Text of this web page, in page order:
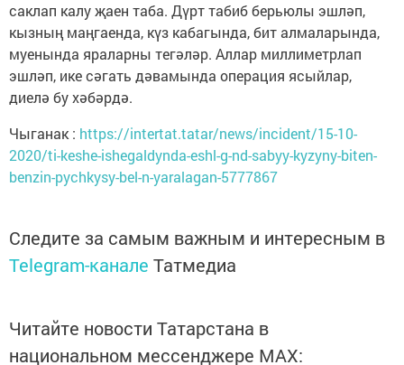
саклап калу җаен таба. Дүрт табиб берьюлы эшләп,
кызның маңгаенда, күз кабагында, бит алмаларында,
муенында яраларны тегәләр. Аллар миллиметрлап
эшләп, ике сәгать дәвамында операция ясыйлар,
диелә бу хәбәрдә.
Чыганак : https://intertat.tatar/news/incident/15-10-
2020/ti-keshe-ishegaldynda-eshl-g-nd-sabyy-kyzyny-biten-
benzin-pychkysy-bel-n-yaralagan-5777867
Следите за самым важным и интересным в
Telegram-канале Татмедиа
Читайте новости Татарстана в
национальном мессенджере MАХ: